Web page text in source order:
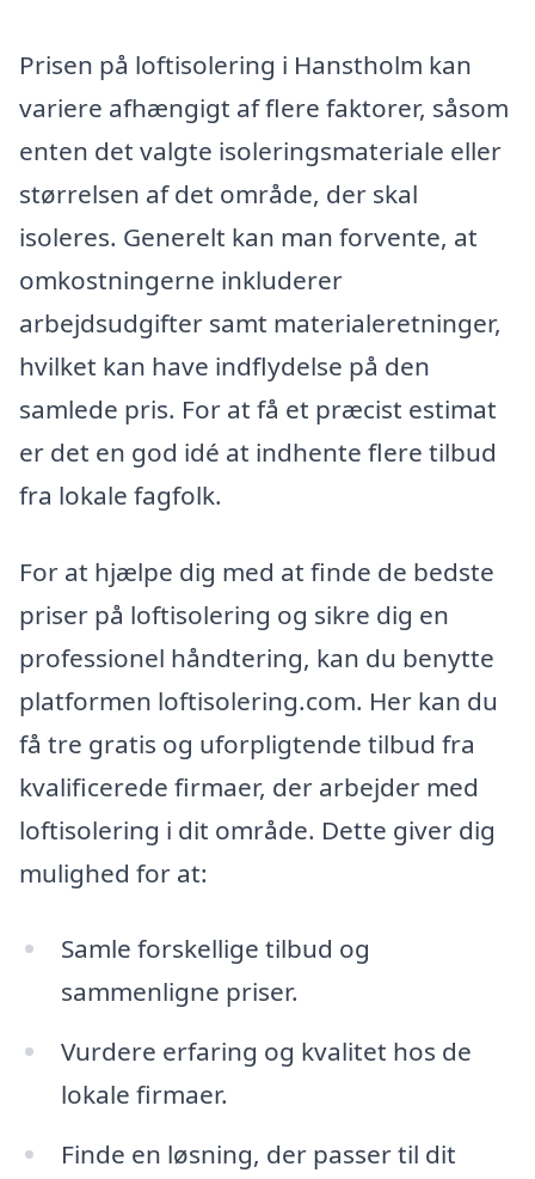
Prisen på loftisolering i Hanstholm kan
variere afhængigt af flere faktorer, såsom
enten det valgte isoleringsmateriale eller
størrelsen af det område, der skal
isoleres. Generelt kan man forvente, at
omkostningerne inkluderer
arbejdsudgifter samt materialeretninger,
hvilket kan have indflydelse på den
samlede pris. For at få et præcist estimat
er det en god idé at indhente flere tilbud
fra lokale fagfolk.
For at hjælpe dig med at finde de bedste
priser på loftisolering og sikre dig en
professionel håndtering, kan du benytte
platformen loftisolering.com. Her kan du
få tre gratis og uforpligtende tilbud fra
kvalificerede firmaer, der arbejder med
loftisolering i dit område. Dette giver dig
mulighed for at:
Samle forskellige tilbud og
sammenligne priser.
Vurdere erfaring og kvalitet hos de
lokale firmaer.
Finde en løsning, der passer til dit